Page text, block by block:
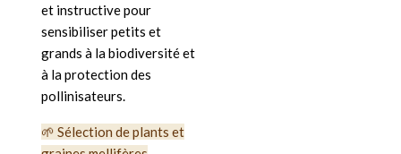
et instructive pour
sensibiliser petits et
grands à la biodiversité et
à la protection des
pollinisateurs.
🌱 Sélection de plants et